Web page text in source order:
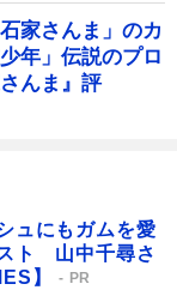
家さんま」のカ
年」伝説のプロ
んま』評
ュにもガムを愛
ト 山中千尋さ
】
PR